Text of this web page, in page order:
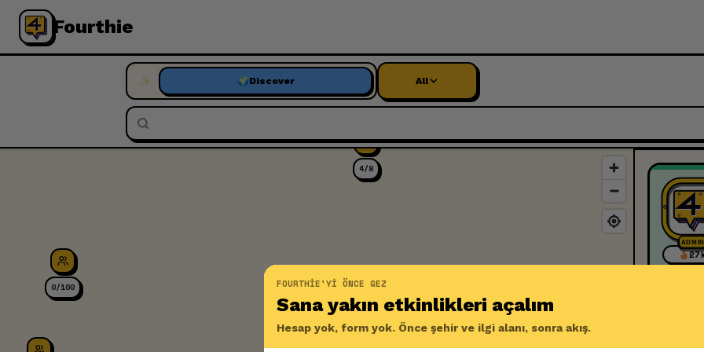
Fourthie
✨ 🌍Discover All
Search events, enter location...
4/8
0/100
ADMIN
FOURTHIE'YI ÖNCE GEZ
Sana yakın etkinlikleri açalım
Hesap yok, form yok. Önce şehir ve ilgi alanı, sonra akış.